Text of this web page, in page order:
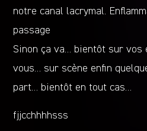
notre canal lacrymal.
passage
Sinon ça va… bientôt sur vos
vous… sur scène enfin
part… bientôt en tout cas…
fjjcchhhhsss